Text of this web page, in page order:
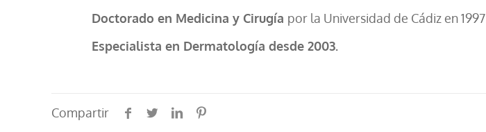
Doctorado en Medicina y Cirugía por la Universidad de Cádiz en 1997.
Especialista en Dermatología desde 2003.
Compartir